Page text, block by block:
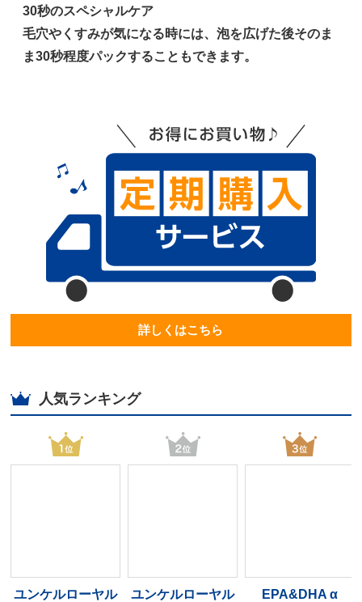
30秒のスペシャルケア
毛穴やくすみが気になる時には、泡を広げた後そのま
ま30秒程度パックすることもできます。
詳しくはこちら
人気ランキング
ユンケルローヤル
ユンケルローヤル
EPA&DHA α